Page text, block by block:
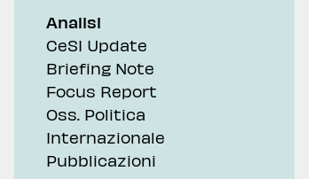
Analisi
CeSI Update
Briefing Note
Focus Report
Oss. Politica
Internazionale
Pubblicazioni